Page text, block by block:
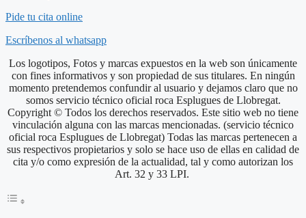
Pide tu cita online
Escríbenos al whatsapp
Los logotipos, Fotos y marcas expuestos en la web son únicamente
con fines informativos y son propiedad de sus titulares. En ningún
momento pretendemos confundir al usuario y dejamos claro que no
somos servicio técnico oficial roca Esplugues de Llobregat.
Copyright © Todos los derechos reservados. Este sitio web no tiene
vinculación alguna con las marcas mencionadas. (servicio técnico
oficial roca Esplugues de Llobregat) Todas las marcas pertenecen a
sus respectivos propietarios y solo se hace uso de ellas en calidad de
cita y/o como expresión de la actualidad, tal y como autorizan los
Art. 32 y 33 LPI.